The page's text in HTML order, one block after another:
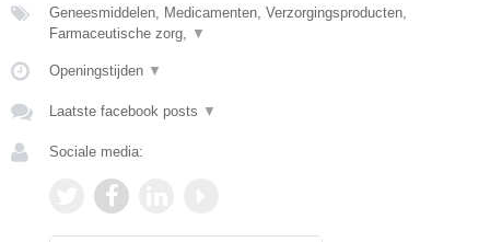
Geneesmiddelen, Medicamenten, Verzorgingsproducten,
Farmaceutische zorg,
▼
Openingstijden ▼
Laatste facebook posts ▼
Sociale media: